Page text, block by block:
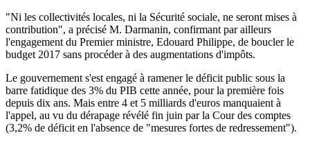
"Ni les collectivités locales, ni la Sécurité sociale, ne seront mises à
contribution", a précisé M. Darmanin, confirmant par ailleurs
l'engagement du Premier ministre, Edouard Philippe, de boucler le
budget 2017 sans procéder à des augmentations d'impôts.
Le gouvernement s'est engagé à ramener le déficit public sous la
barre fatidique des 3% du PIB cette année, pour la première fois
depuis dix ans. Mais entre 4 et 5 milliards d'euros manquaient à
l'appel, au vu du dérapage révélé fin juin par la Cour des comptes
(3,2% de déficit en l'absence de "mesures fortes de redressement").